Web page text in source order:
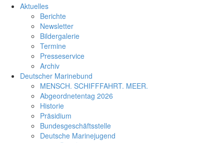
Aktuelles
Berichte
Newsletter
Bildergalerie
Termine
Presseservice
Archiv
Deutscher Marinebund
MENSCH. SCHIFFFAHRT. MEER.
Abgeordnetentag 2026
Historie
Präsidium
Bundesgeschäftsstelle
Deutsche Marinejugend